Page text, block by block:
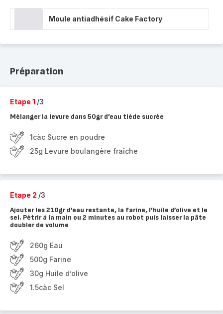
Moule antiadhésif Cake Factory
Préparation
Etape 1 /3
Mélanger la levure dans 50gr d’eau tiède sucrée
1càc Sucre en poudre
25g Levure boulangère fraîche
Etape 2 /3
Ajouter les 210gr d’eau restante, la farine, l’huile d’olive et le
sel. Pétrir à la main ou 2 minutes au robot puis laisser la pâte
doubler de volume
260g Eau
500g Farine
30g Huile d’olive
1.5càc Sel